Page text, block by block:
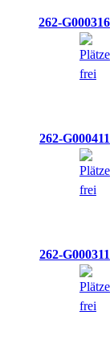
262-G000316
262-G000411
262-G000311